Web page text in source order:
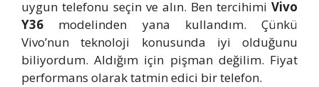
uygun telefonu seçin ve alın. Ben tercihimi Vivo
Y36 modelinden yana kullandım. Çünkü
Vivo’nun teknoloji konusunda iyi olduğunu
biliyordum. Aldığım için pişman değilim. Fiyat
performans olarak tatmin edici bir telefon.